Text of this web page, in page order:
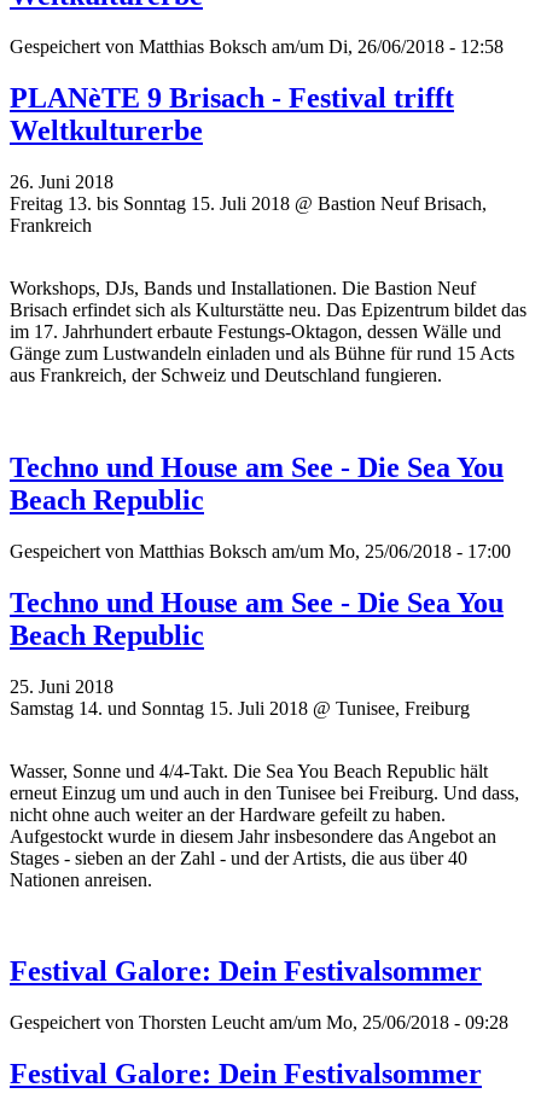
Gespeichert von Matthias Boksch am/um Di, 26/06/2018 - 12:58
PLANèTE 9 Brisach - Festival trifft
Weltkulturerbe
26. Juni 2018
Freitag 13. bis Sonntag 15. Juli 2018 @ Bastion Neuf Brisach,
Frankreich
Workshops, DJs, Bands und Installationen. Die Bastion Neuf
Brisach erfindet sich als Kulturstätte neu. Das Epizentrum bildet das
im 17. Jahrhundert erbaute Festungs-Oktagon, dessen Wälle und
Gänge zum Lustwandeln einladen und als Bühne für rund 15 Acts
aus Frankreich, der Schweiz und Deutschland fungieren.
Techno und House am See - Die Sea You
Beach Republic
Gespeichert von Matthias Boksch am/um Mo, 25/06/2018 - 17:00
Techno und House am See - Die Sea You
Beach Republic
25. Juni 2018
Samstag 14. und Sonntag 15. Juli 2018 @ Tunisee, Freiburg
Wasser, Sonne und 4/4-Takt. Die Sea You Beach Republic hält
erneut Einzug um und auch in den Tunisee bei Freiburg. Und dass,
nicht ohne auch weiter an der Hardware gefeilt zu haben.
Aufgestockt wurde in diesem Jahr insbesondere das Angebot an
Stages - sieben an der Zahl - und der Artists, die aus über 40
Nationen anreisen.
Festival Galore: Dein Festivalsommer
Gespeichert von Thorsten Leucht am/um Mo, 25/06/2018 - 09:28
Festival Galore: Dein Festivalsommer